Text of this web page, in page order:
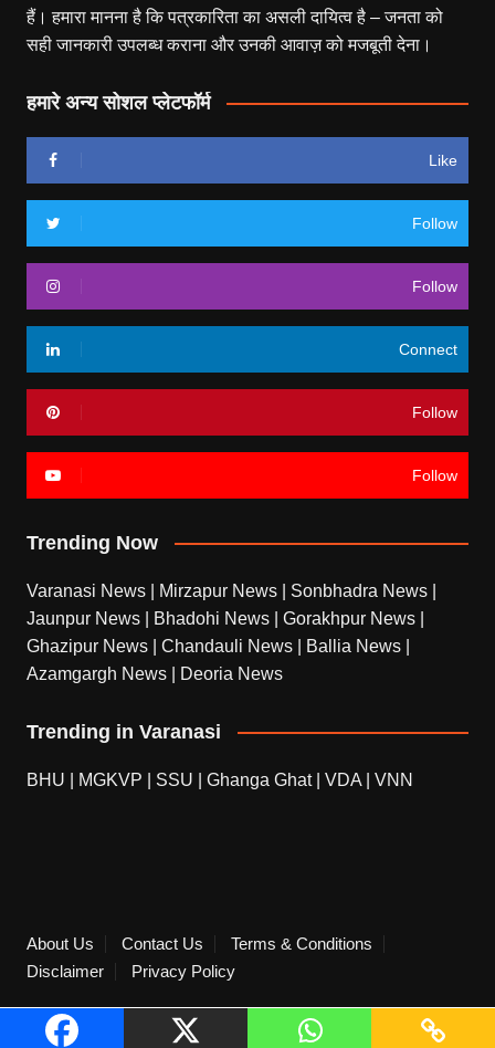
हैं। हमारा मानना है कि पत्रकारिता का असली दायित्व है – जनता को
सही जानकारी उपलब्ध कराना और उनकी आवाज़ को मजबूती देना।
हमारे अन्य सोशल प्लेटफॉर्म
Like
Follow
Follow
Connect
Follow
Follow
Trending Now
Varanasi News Mirzapur News Sonbhadra News
Jaunpur News
Bhadohi News Gorakhpur News
Ghazipur News
Chandauli News Ballia News
Azamgargh News
Deoria News
Trending in Varanasi
BHU MGKVP SSU Ghanga Ghat| VDA VNN
About Us Contact Us
Terms & Conditions
Disclaimer
Privacy Policy